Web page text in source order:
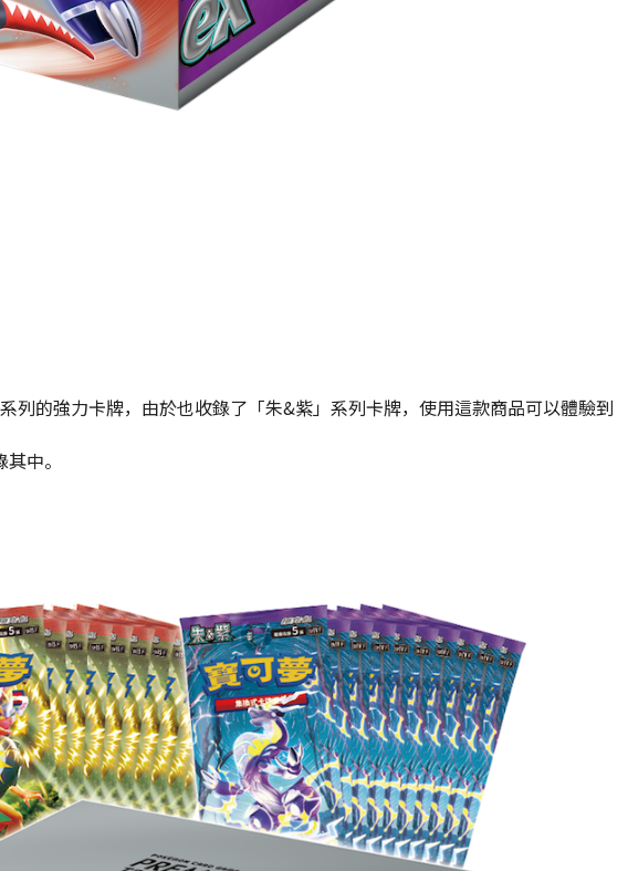
的強力卡牌，由於也收錄了「朱&紫」系列卡牌，使用這款商品可以體驗到
中。